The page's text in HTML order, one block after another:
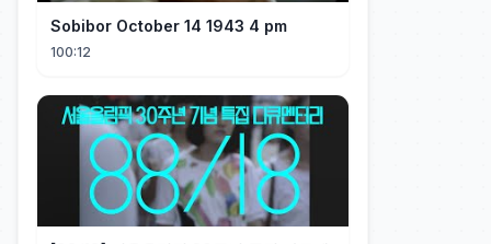
Sobibor October 14 1943 4 pm
100:12